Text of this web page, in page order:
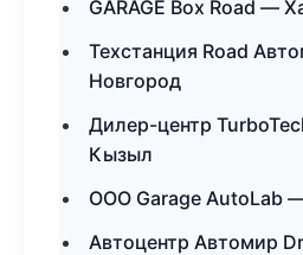
GARAGE Box Road —
Техстанция Road
Новгород
Дилер-центр
Кызыл
ООО Garage AutoLab
Автоцентр Автомир